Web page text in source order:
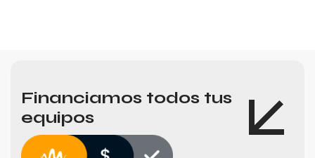
Financiamos todos tus
equipos